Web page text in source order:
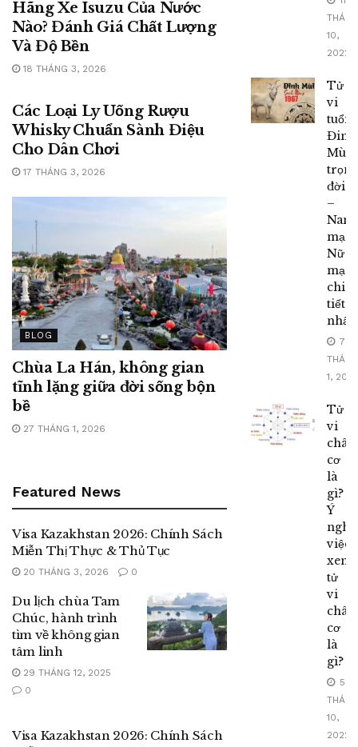
Hãng Xe Isuzu Của Nước
Nào? Đánh Giá Chất Lượng
Và Độ Bền
18 THÁNG 3, 2026
Các Loại Ly Uống Rượu
Whisky Chuẩn Sành Điệu
Cho Dân Chơi
17 THÁNG 3, 2026
BLOG
Chùa La Hán, không gian
tĩnh lặng giữa đời sống bộn
bề
27 THÁNG 1, 2026
Featured News
Visa Kazakhstan 2026: Chính Sách
Miễn Thị Thực & Thủ Tục
20 THÁNG 3, 2026 0
Du lịch chùa Tam
Chúc, hành trình
tìm về không gian
tâm linh
29 THÁNG 12, 2025
0
Visa Kazakhstan 2026: Chính Sách
THÁNG
10,
2022
Tử
vi
tuổi
Đinh
Mùi
trọn
đời
–
Nam
Nữ
chi
tiết
nhất
7
THÁNG
1, 2023
Tử
vi
chân
cơ
là
gì?
Ý
việc
xem
tử
vi
chân
cơ
là
gì?
5
THÁNG
10,
2022